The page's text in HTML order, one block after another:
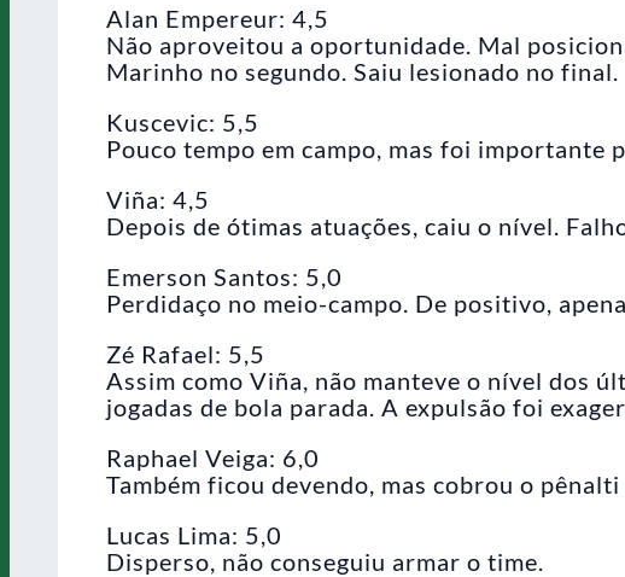
Alan Empereur: 4,5
Não aproveitou a oportunidade. Mal
Marinho no segundo. Saiu lesionado no final.
Kuscevic: 5,5
Pouco tempo em campo, mas foi
Viña: 4,5
Depois de ótimas atuações, caiu o nível.
Emerson Santos: 5,0
Perdidaço no meio-campo. De positivo,
Zé Rafael: 5,5
Assim como Viña, não manteve o nível dos
jogadas de bola parada. A expulsão foi
Raphael Veiga: 6,0
Também ficou devendo, mas cobrou o pênalti
Lucas Lima: 5,0
Disperso, não conseguiu armar o time.